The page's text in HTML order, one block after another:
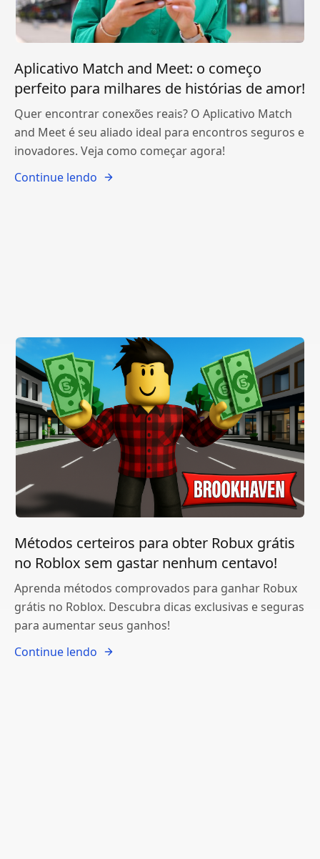
Aplicativo Match and Meet: o começo
perfeito para milhares de histórias de amor!
Quer encontrar conexões reais? O Aplicativo Match
and Meet é seu aliado ideal para encontros seguros e
inovadores. Veja como começar agora!
Continue lendo
Métodos certeiros para obter Robux grátis
no Roblox sem gastar nenhum centavo!
Aprenda métodos comprovados para ganhar Robux
grátis no Roblox. Descubra dicas exclusivas e seguras
para aumentar seus ganhos!
Continue lendo